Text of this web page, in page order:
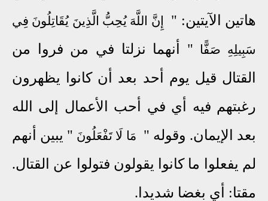
هاتين الآيتين: "
إِنَّ اللَّهَ يُحِبُّ الَّذِينَ يُقَاتِلُونَ فِي
سَبِيلِهِ صَفًّا " أنهما نزلتا في من فروا من
القتال قيل يوم أحد بعد أن كانوا يظهرون
رغبتهم فيه أي في أحب الأعمال إلى الله
بعد الإيمان. وقوله " مَا لَا تَفْعَلُونَ " يبين أنهم
لم يفعلوا ما كانوا يقولون فتولوا عن القتال.
مقتا: أي بغضا شديدا.